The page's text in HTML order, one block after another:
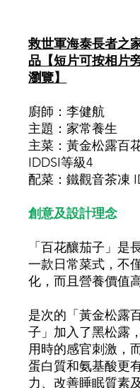
格
救世軍海泰長者之
品【短片可按相片
瀏覽】
廚師：李健航
主題：家常養生
主菜：黃金松露百
IDDSI等級4
配菜：鐵觀音茶凍
創意及設計理念
「百花釀茄子」是
一款日常菜式，不
化，而且營養價值高
是次的「黃金松露
子」加入了黑松露
用時的感官刺激，
蛋白質和氨基酸更
力、改善睡眠質素